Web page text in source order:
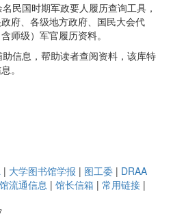
民国时期军政要人履历查询工具，
府、各级地方政府、国民大会代
师级）军官履历资料。
信息，帮助读者查阅资料，该库特
。
| 大学图书馆学报 | 图工委 | DRAA
流通信息 | 馆长信箱 | 常用链接 |